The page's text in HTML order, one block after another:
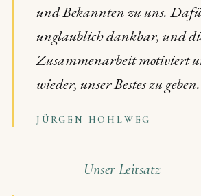
und Bekannten zu uns.
unglaublich dankbar, und
Zusammenarbeit motiviert
wieder, unser Bestes zu geben.
JÜRGEN HOHLWEG
Unser Leitsatz